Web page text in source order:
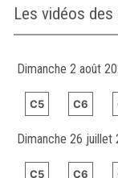
Dimanche 2 août
C5 C6
Dimanche 26 juillet
C5 C6